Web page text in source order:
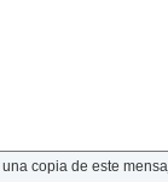
una copia de este